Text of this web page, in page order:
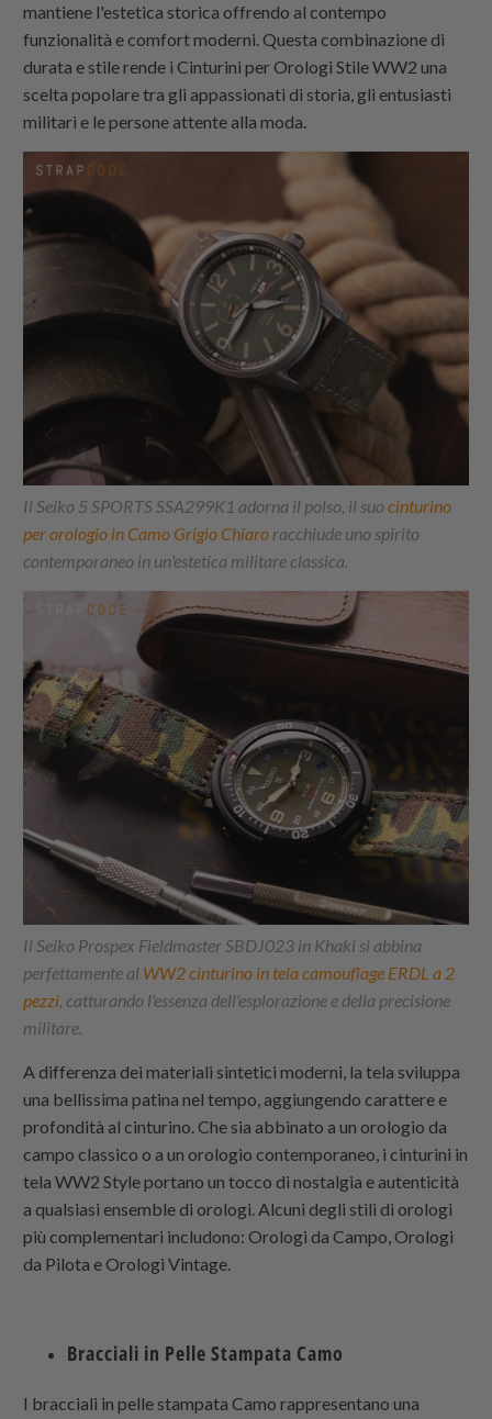
mantiene l'estetica storica offrendo al contempo
funzionalità e comfort moderni. Questa combinazione di
durata e stile rende i Cinturini per Orologi Stile WW2 una
scelta popolare tra gli appassionati di storia, gli entusiasti
militari e le persone attente alla moda.
Il Seiko 5 SPORTS SSA299K1 adorna il polso, il suocinturino
per orologio in Camo Grigio Chiaro racchiude uno spirito
contemporaneo in un'estetica militare classica.
Il Seiko Prospex Fieldmaster SBDJ023 in Khaki si abbina
perfettamente al WW2 cinturino in tela camouflage ERDL a 2
pezzi, catturando l'essenza dell'esplorazione e della precisione
militare.
A differenza dei materiali sintetici moderni, la tela sviluppa
una bellissima patina nel tempo, aggiungendo carattere e
profondità al cinturino. Che sia abbinato a un orologio da
campo classico o a un orologio contemporaneo, i cinturini in
tela WW2 Style portano un tocco di nostalgia e autenticità
a qualsiasi ensemble di orologi. Alcuni degli stili di orologi
più complementari includono: Orologi da Campo, Orologi
da Pilota e Orologi Vintage.
Bracciali in Pelle Stampata Camo
I bracciali in pelle stampata Camo rappresentano una